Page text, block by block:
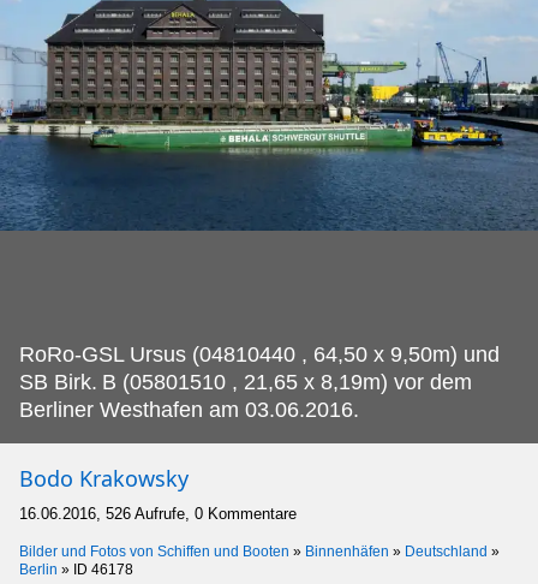
RoRo-GSL Ursus (04810440 , 64,50 x 9,50m) und
SB Birk. B (05801510 , 21,65 x 8,19m) vor dem
Berliner Westhafen am 03.06.2016.
Bodo Krakowsky
16.06.2016, 526 Aufrufe, 0 Kommentare
Bilder und Fotos von Schiffen und Booten » Binnenhäfen » Deutschland »
Berlin » ID 46178